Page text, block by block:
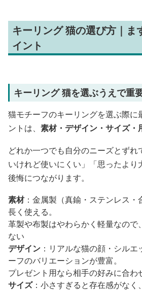
キーリング 猫の選び方｜ま
イント
キーリング 猫を選ぶうえで重
猫モチーフのキーリングを選ぶ際に
ントは、 素材・デザイン・サイズ・
どれか一つでも自分のニーズとずれ
いけれど使いにくい」「思ったより
後悔につながります。
素材：金属製（真鍮・ステンレス・
長く使える。
革製や布製はやわらかく軽量なので
ない
デザイン ：リアルな猫の顔・シル
ーフのバリエーションが豊富。
プレゼント用なら相手の好みに合わ
サイズ：小さすぎると存在感がなく